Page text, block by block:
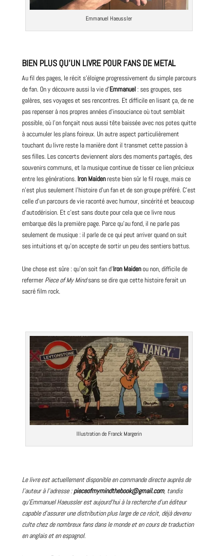
Emmanuel Haeussler
BIEN PLUS QU’UN LIVRE POUR FANS DE METAL
Au fil des pages, le récit s’éloigne progressivement du simple parcours
de fan. On y découvre aussi la vie d’Emmanuel : ses groupes, ses
galères, ses voyages et ses rencontres. Et difficile en lisant ça, de ne
pas repenser à nos propres années d’insouciance où tout semblait
possible, où l’on fonçait nous aussi tête baissée avec nos potes quitte
à accumuler les plans foireux. Un autre aspect particulièrement
touchant du livre reste la manière dont il transmet cette passion à
ses filles. Les concerts deviennent alors des moments partagés, des
souvenirs communs, et la musique continue de tisser ce lien précieux
entre les générations. Iron Maidenreste bien sûr le fil rouge, mais ce
n’est plus seulement l’histoire d’un fan et de son groupe préféré. C’est
celle d’un parcours de vie raconté avec humour, sincérité et beaucoup
d’autodérision. Et c’est sans doute pour cela que ce livre nous
embarque dès la premièrepage. Parce qu’au fond, il ne parle pas
seulement de musique : il parle de ce qui peut arriver quand on suit
ses intuitions et qu’on accepte de sortir un peu des sentiers battus.
Une chose est sûre : qu’on soit fan d’Iron Maidenou non, difficile de
refermer Piece of My Mindsans se dire que cette histoire ferait un
sacréfilm rock.
Illustration de Franck Margerin
Le livre est actuellement disponible en commande directe auprès de
l’auteur à l’adresse :pieceofmymindthebook@gmail.com, tandis
qu’Emmanuel Haeussler est aujourd’hui à la recherche d’un éditeur
capable d’assurer une distribution plus large de ce récit, déjà devenu
cultechez de nombreux fans dans le monde et en cours de traduction
enanglaiset en espagnol.